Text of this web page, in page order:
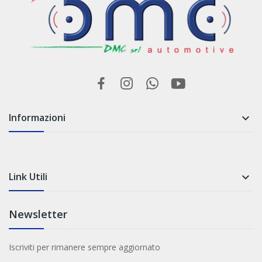
Informazioni 
Link Utili 
Newsletter
Iscriviti per rimanere sempre aggiornato